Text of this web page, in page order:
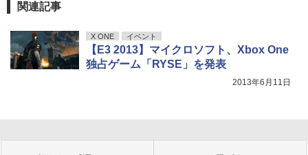
関連記事
X ONE イベント
【E3 2013】マイクロソフト、Xbox One
独占ゲーム「RYSE」を発表
2013年6月11日